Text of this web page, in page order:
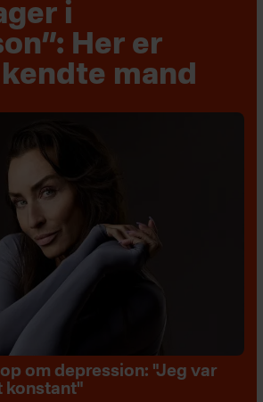
i
Her er
mand
om depression: "Jeg var
konstant"